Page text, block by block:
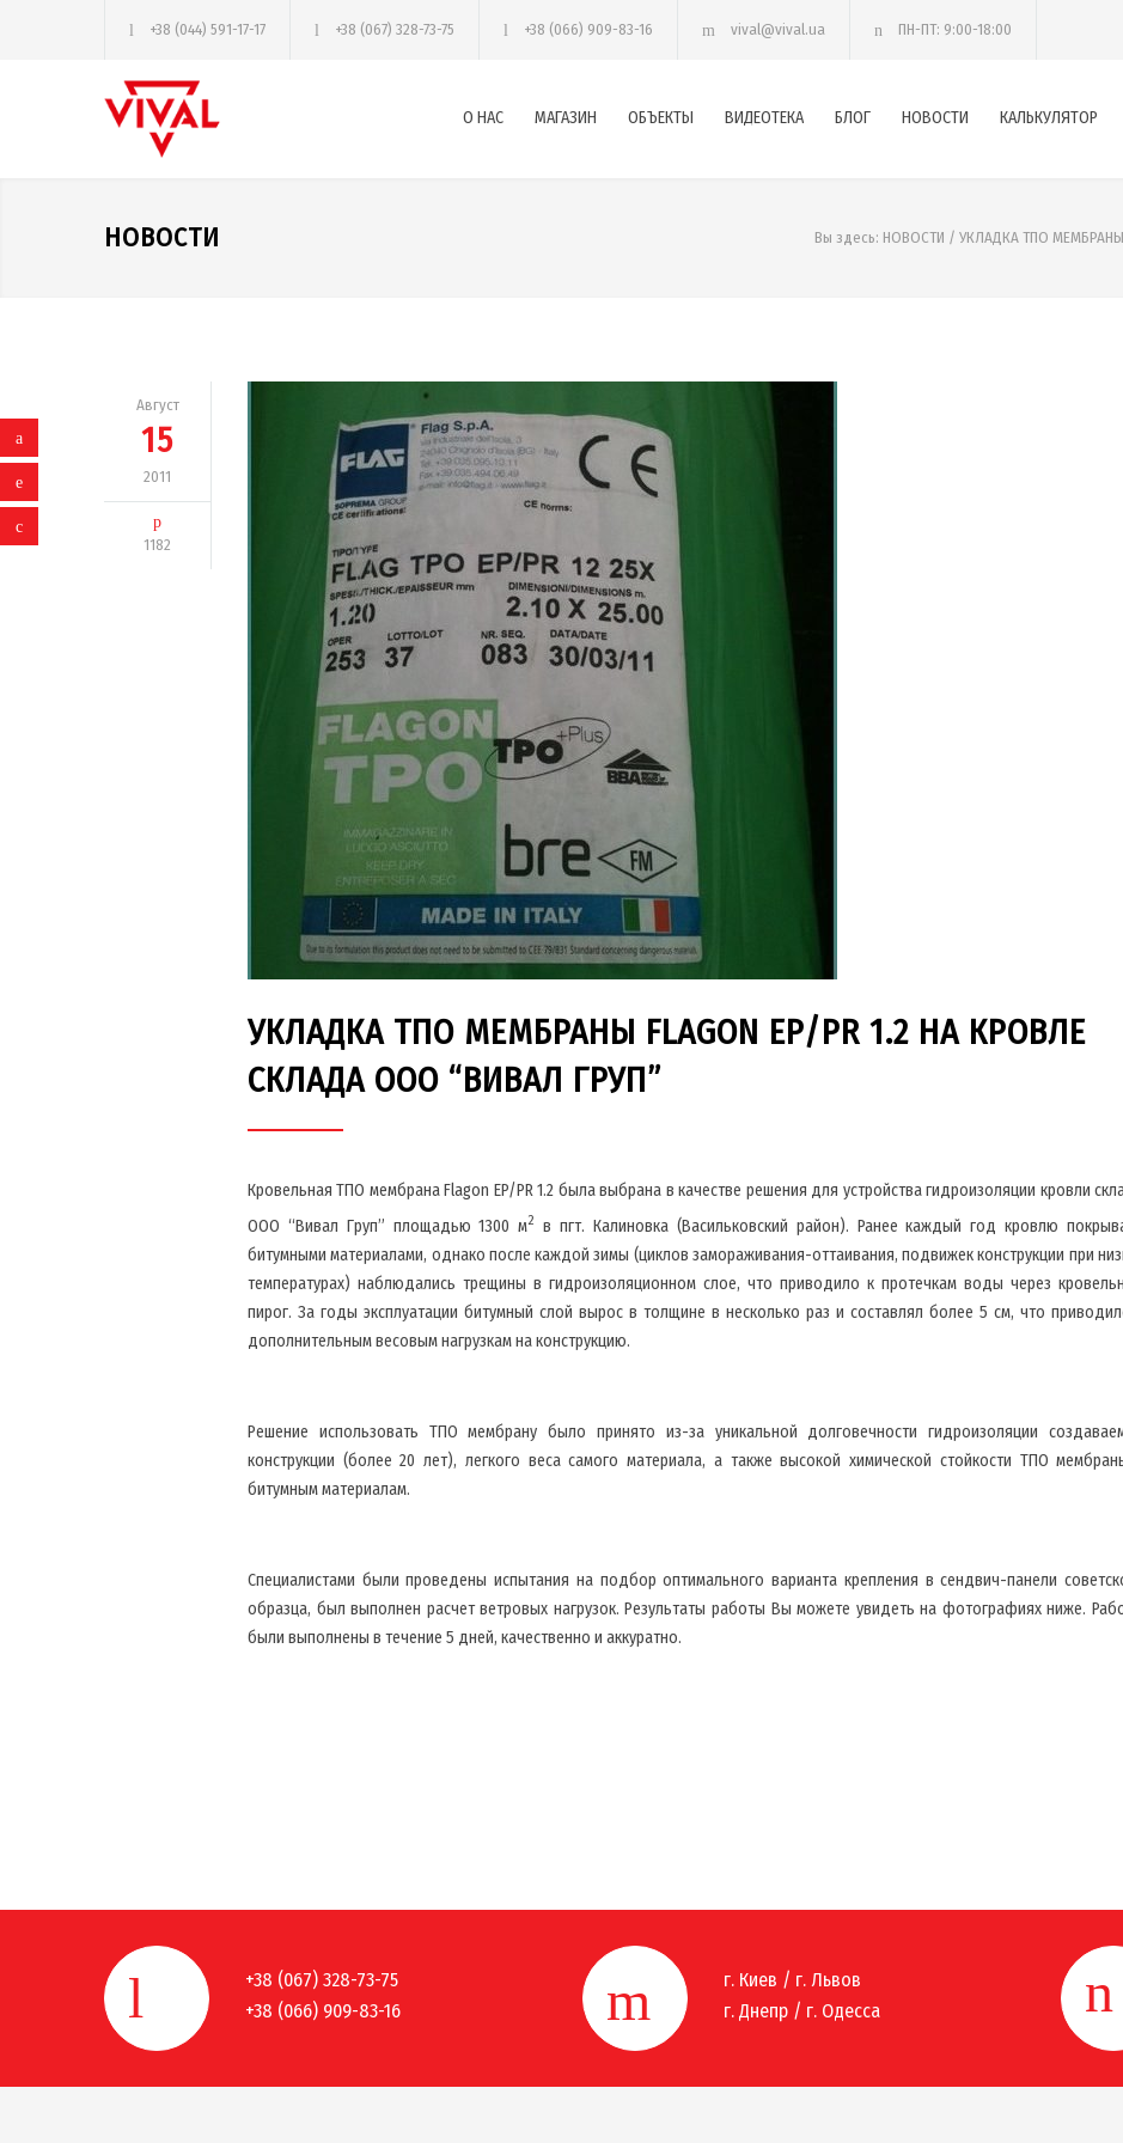
+38 (044) 591-17-17 +38 (067) 328-73-75 +38 (066) 909-83-16 vival@vival.ua ПН-ПТ: 9:00-18:00
О НАС МАГАЗИН ОБЪЕКТЫ ВИДЕОТЕКА БЛОГ НОВОСТИ КАЛЬКУЛЯТОР
НОВОСТИ Вы здесь: НОВОСТИ / УКЛАДКА ТПО МЕМБРАНЫ
Август
15
2011
1182
УКЛАДКА ТПО МЕМБРАНЫ FLAGON EP/PR 1.2 НА КРОВЛЕ
СКЛАДА ООО “ВИВАЛ ГРУП”
Кровельная ТПО мембрана Flagon EP/PR 1.2 была выбрана в качестве решения для устройства гидроизоляции кровли
ООО “Вивал Груп” площадью 1300 м2 в пгт. Калиновка (Васильковский район). Ранее каждый год кровлю
битумными материалами, однако после каждой зимы (циклов замораживания-оттаивания, подвижек конструкции при
температурах) наблюдались трещины в гидроизоляционном слое, что приводило к протечкам воды через
пирог. За годы эксплуатации битумный слой вырос в толщине в несколько раз и составлял более 5 см, что
дополнительным весовым нагрузкам на конструкцию.
Решение использовать ТПО мембрану было принято из-за уникальной долговечности гидроизоляции
конструкции (более 20 лет), легкого веса самого материала, а также высокой химической стойкости ТПО
битумным материалам.
Специалистами были проведены испытания на подбор оптимального варианта крепления в сендвич-панели
образца, был выполнен расчет ветровых нагрузок. Результаты работы Вы можете увидеть на фотографиях ниже.
были выполнены в течение 5 дней, качественно и аккуратно.
+38 (067) 328-73-75
+38 (066) 909-83-16
г. Киев / г. Львов
г. Днепр / г. Одесса